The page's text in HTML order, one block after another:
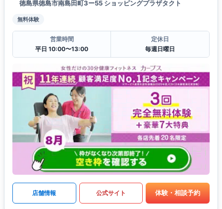
徳島県徳島市南島田町3ー55 ショッピングプラザタクト
無料体験
営業時間
平日 10:00〜13:00
定休日
毎週日曜日
店舗情報 公式サイト 体験・相談予約